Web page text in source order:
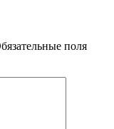
поля